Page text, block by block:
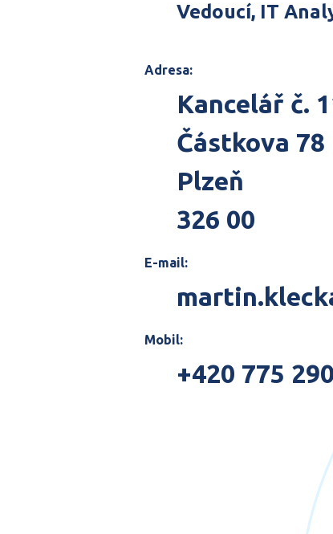
Vedoucí, IT
Adresa:
Kancelář č.
Částkova 78
Plzeň
326 00
E-mail:
Mobil:
+420 775